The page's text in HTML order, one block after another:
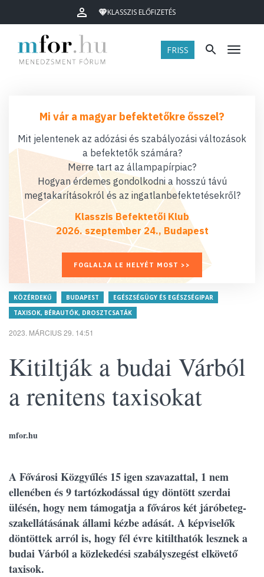
KLASSZIS ELŐFIZETÉS
FRISS Menü
Mi vár a magyar befektetőkre ősszel?
Mit jelentenek az adózási és szabályozási változások
a befektetők számára?
Merre tart az állampapírpiac?
Hogyan érdemes gondolkodni a hosszú távú
megtakarításokról és az ingatlanbefektetésekről?
Klasszis Befektetői Klub
2026. szeptember 24., Budapest
FOGLALJA LE HELYÉT MOST >>
KÖZÉRDEKŰ BUDAPEST
EGÉSZSÉGÜGY ÉS EGÉSZSÉGIPAR
TAXISOK, BÉRAUTÓK, DROSZTCSATÁK
2023. MÁRCIUS 29. 14:51
Kitiltják a budai Várból
a renitens taxisokat
mfor.hu
A Fővárosi Közgyűlés 15 igen szavazattal, 1 nem
ellenében és 9 tartózkodással úgy döntött szerdai
ülésén, hogy nem támogatja a főváros két járóbeteg-
szakellátásának állami kézbe adását. A képviselők
döntöttek arról is, hogy fél évre kitilthatók lesznek a
budai Várból a közlekedési szabályszegést elkövető
taxisok.